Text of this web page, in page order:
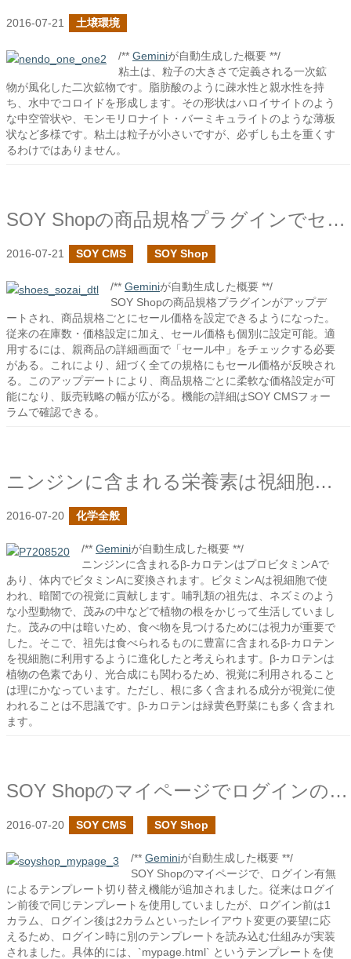
2016-07-21 土壌環境
/** Geminiが自動生成した概要 **/
粘土は、粒子の大きさで定義される一次鉱
物が風化した二次鉱物です。脂肪酸のように疎水性と親水性を持
ち、水中でコロイドを形成します。その形状はハロイサイトのよう
な中空管状や、モンモリロナイト・バーミキュライトのような薄板
状など多様です。粘土は粒子が小さいですが、必ずしも土を重くす
るわけではありません。
SOY Shopの商品規格プラグインでセール価格の設定を追加しました
2016-07-21 SOY CMS SOY Shop
/** Geminiが自動生成した概要 **/
SOY Shopの商品規格プラグインがアップデ
ートされ、商品規格ごとにセール価格を設定できるようになった。
従来の在庫数・価格設定に加え、セール価格も個別に設定可能。適
用するには、親商品の詳細画面で「セール中」をチェックする必要
がある。これにより、紐づく全ての規格にもセール価格が反映され
る。このアップデートにより、商品規格ごとに柔軟な価格設定が可
能になり、販売戦略の幅が広がる。機能の詳細はSOY CMSフォー
ラムで確認できる。
ニンジンに含まれる栄養素は視細胞で使われる
2016-07-20 化学全般
/** Geminiが自動生成した概要 **/
ニンジンに含まれるβ-カロテンはプロビタミンAで
あり、体内でビタミンAに変換されます。ビタミンAは視細胞で使
われ、暗闇での視覚に貢献します。哺乳類の祖先は、ネズミのよう
な小型動物で、茂みの中などで植物の根をかじって生活していまし
た。茂みの中は暗いため、食べ物を見つけるためには視力が重要で
した。そこで、祖先は食べられるものに豊富に含まれるβ-カロテン
を視細胞に利用するように進化したと考えられます。β-カロテンは
植物の色素であり、光合成にも関わるため、視覚に利用されること
は理にかなっています。ただし、根に多く含まれる成分が視覚に使
われることは不思議です。β-カロテンは緑黄色野菜にも多く含まれ
ます。
SOY Shopのマイページでログインの有無でテンプレートを分ける機能を追加しました
2016-07-20 SOY CMS SOY Shop
/** Geminiが自動生成した概要 **/
SOY Shopのマイページで、ログイン有無
によるテンプレート切り替え機能が追加されました。従来はログイ
ン前後で同じテンプレートを使用していましたが、ログイン前は1
カラム、ログイン後は2カラムといったレイアウト変更の要望に応
えるため、ログイン時に別のテンプレートを読み込む仕組みが実装
されました。具体的には、`mypage.html` というテンプレートを使